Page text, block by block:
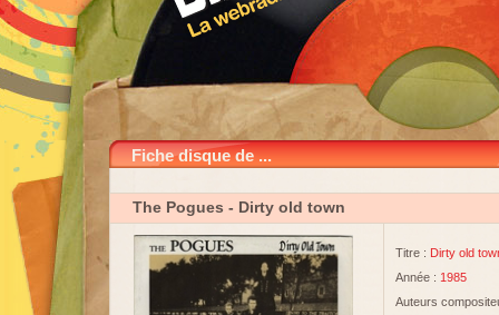
Fiche disque de ...
The Pogues - Dirty old town
Titre : Dirty old
Année : 1985
Auteurs